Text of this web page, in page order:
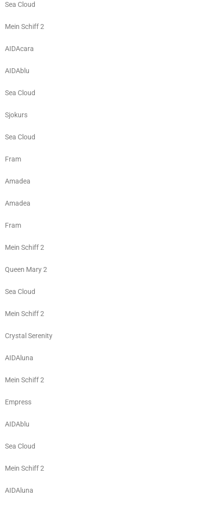
Sea Cloud
Mein Schiff 2
AIDAcara
AIDAblu
Sea Cloud
Sjokurs
Sea Cloud
Fram
Amadea
Amadea
Fram
Mein Schiff 2
Queen Mary 2
Sea Cloud
Mein Schiff 2
Crystal Serenity
AIDAluna
Mein Schiff 2
Empress
AIDAblu
Sea Cloud
Mein Schiff 2
AIDAluna